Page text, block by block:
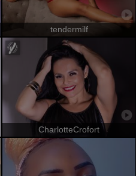
tendermilf
CharlotteCrofort